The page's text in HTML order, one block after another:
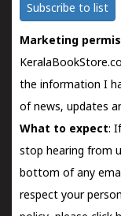
Subscribe to list
Marketing
the information I
of news, updates
What to expect:
stop hearing from
bottom of any
respect your